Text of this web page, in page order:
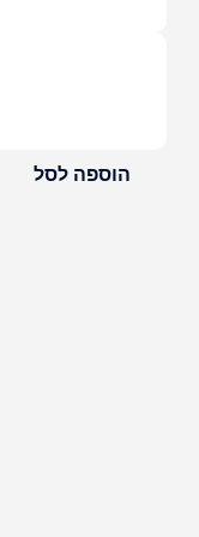
הוספה לסל